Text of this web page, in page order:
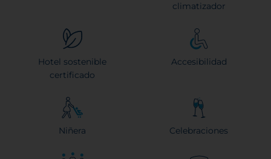
climatizador
Hotel sostenible
certificado
Accesibilidad
Niñera Celebraciones